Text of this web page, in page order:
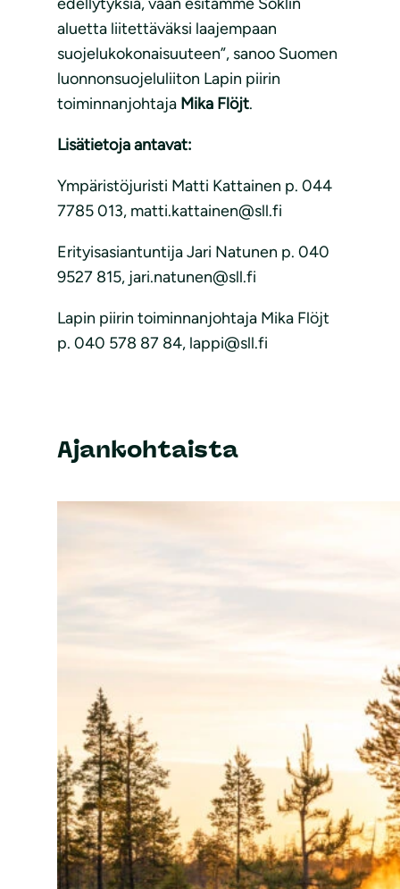
edellytyksiä, vaan esitämme Soklin
aluetta liitettäväksi laajempaan
suojelukokonaisuuteen”, sanoo Suomen
luonnonsuojeluliiton Lapin piirin
toiminnanjohtaja Mika Flöjt.
Lisätietoja antavat:
Ympäristöjuristi Matti Kattainen p. 044
7785 013, matti.kattainen@sll.fi
Erityisasiantuntija Jari Natunen p. 040
9527 815, jari.natunen@sll.fi
Lapin piirin toiminnanjohtaja Mika Flöjt
p. 040 578 87 84, lappi@sll.fi
Ajankohtaista